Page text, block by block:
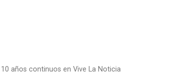
años continuos en Vive La Noticia